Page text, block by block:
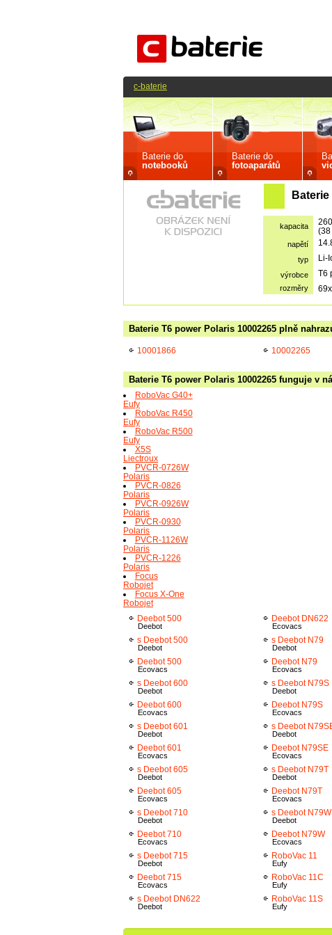
Baterie do
notebooků
Baterie do
fotoaparátů
kapacita
(38
napětí
typ Li-
výrobce T6
rozměry
Baterie T6 power Polaris 10002265 plně
10001866 10002265
Baterie T6 power Polaris 10002265 funguje v
RoboVac G40+
Eufy
RoboVac R450
Eufy
RoboVac R500
Eufy
X5S
Liectroux
PVCR-0726W
Polaris
PVCR-0826
Polaris
PVCR-0926W
Polaris
PVCR-0930
Polaris
PVCR-1126W
Polaris
PVCR-1226
Polaris
Focus
Robojet
Focus X-One
Robojet
Deebot 500
Deebot
s Deebot 500
Deebot
Deebot 500
Ecovacs
s Deebot 600
Deebot
Deebot 600
Ecovacs
s Deebot 601
Deebot
Deebot 601
Ecovacs
s Deebot 605
Deebot
Deebot 605
Ecovacs
s Deebot 710
Deebot
Deebot 710
Ecovacs
s Deebot 715
Deebot
Deebot 715
Ecovacs
s Deebot DN622
Deebot
Deebot DN622
Ecovacs
s Deebot N79
Deebot
Deebot N79
Ecovacs
s Deebot N79S
Deebot
Deebot N79S
Ecovacs
s Deebot
Deebot
Deebot N79SE
Ecovacs
s Deebot N79T
Deebot
Deebot N79T
Ecovacs
s Deebot N79W
Deebot
Deebot N79W
Ecovacs
RoboVac 11
Eufy
RoboVac 11C
Eufy
RoboVac 11S
Eufy
c-baterie